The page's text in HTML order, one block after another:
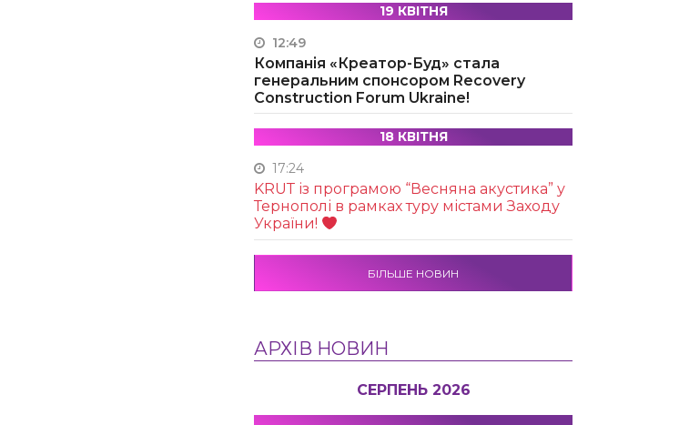
19 КВІТНЯ
12:49
Компанія «Креатор-Буд» стала
генеральним спонсором Recovery
Construction Forum Ukraine!
18 КВІТНЯ
17:24
KRUТ із програмою “Весняна акустика” у
Тернополі в рамках туру містами Заходу
України!
БІЛЬШЕ НОВИН
АРХІВ НОВИН
СЕРПЕНЬ 2026